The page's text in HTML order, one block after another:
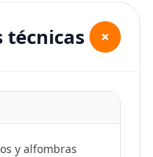
técnicas +
y alfombras